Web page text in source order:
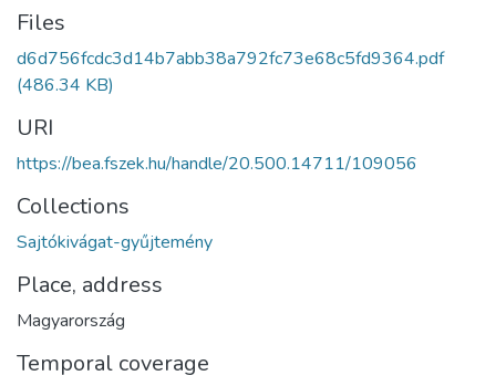
Files
d6d756fcdc3d14b7abb38a792fc73e68c5fd9364.pdf
(486.34 KB)
URI
https://bea.fszek.hu/handle/20.500.14711/109056
Collections
Sajtókivágat-gyűjtemény
Place, address
Magyarország
Temporal coverage